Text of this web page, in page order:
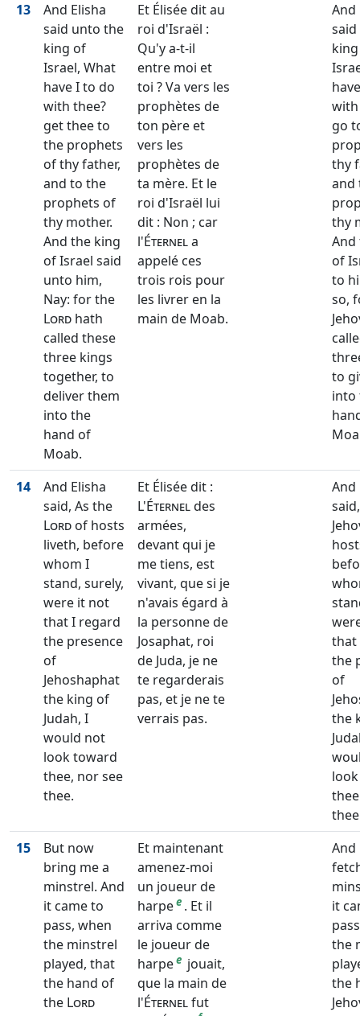
13
And Elisha
said unto the
king of
Israel, What
have I to do
with thee?
get thee to
the prophets
of thy father,
and to the
prophets of
thy mother.
And the king
of Israel said
unto him,
Nay: for the
Lord hath
called these
three kings
together, to
deliver them
into the
hand of
Moab.
Et Élisée dit au
roi d'Israël :
Qu'y a-t-il
entre moi et
toi ? Va vers les
prophètes de
ton père et
vers les
prophètes de
ta mère. Et le
roi d'Israël lui
dit : Non ; car
l'Éternela
appelé ces
trois rois pour
les livrer en la
main de Moab.
And
with
go
thy
and
thy
And
of
to
so,
to
into
14
And Elisha
said, As the
Lord of hosts
liveth, before
whom I
stand, surely,
were it not
that I regard
the presence
of
Jehoshaphat
the king of
Judah, I
would not
look toward
thee, nor see
thee.
Et Élisée dit :
L'Éterneldes
armées,
devant qui je
me tiens, est
vivant, que si je
n'avais égard à
la personne de
Josaphat, roi
de Juda, je ne
te regarderais
pas, et je ne te
verrais pas.
And
that
the
of
the
15
But now
bring me a
minstrel. And
it came to
pass, when
the minstrel
played, that
the hand of
the Lord
Et maintenant
amenez-moi
un joueur de
harpee . Et il
arriva comme
le joueur de
harpee jouait,
que la main de
l'Éternelfut
And
it
the
the